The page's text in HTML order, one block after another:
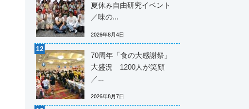
夏休み自由研究イベント
／味の...
2026年8月4日
70周年「食の大感謝祭」
大盛況 1200人が笑顔
／...
2026年8月7日